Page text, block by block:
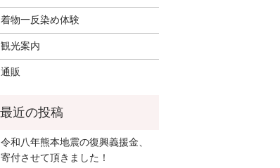
着物一反染め体験
観光案内
通販
令和八年熊本地震の復興義援金、
寄付させて頂きました！